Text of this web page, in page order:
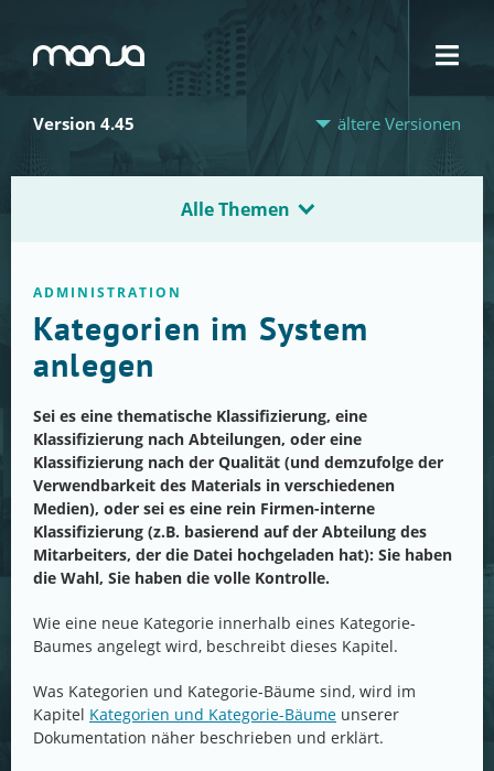
Navigation
Version 4.45 ältere Versionen
Alle Themen
ADMINISTRATION
Kategorien im System
anlegen
Sei es eine thematische Klassifizierung, eine
Klassifizierung nach Abteilungen, oder eine
Klassifizierung nach der Qualität (und demzufolge der
Verwendbarkeit des Materials in verschiedenen
Medien), oder sei es eine rein Firmen-interne
Klassifizierung (z.B. basierend auf der Abteilung des
Mitarbeiters, der die Datei hochgeladen hat): Sie haben
die Wahl, Sie haben die volle Kontrolle.
Wie eine neue Kategorie innerhalb eines Kategorie-
Baumes angelegt wird, beschreibt dieses Kapitel.
Was Kategorien und Kategorie-Bäume sind, wird im
Kapitel Kategorien und Kategorie-Bäume unserer
Dokumentation näher beschrieben und erklärt.